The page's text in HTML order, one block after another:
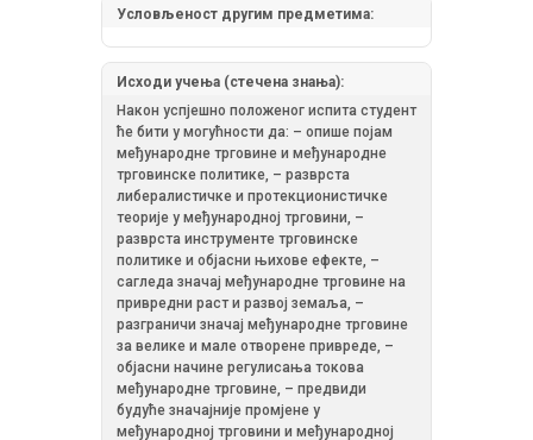
Условљеност другим предметима:
Исходи учења (стечена знања):
Након успјешно положеног испита студент
ће бити у могућности да: – опише појам
међународне трговине и међународне
трговинске политике, – разврста
либералистичке и протекционистичке
теорије у међународној трговини, –
разврста инструменте трговинске
политике и објасни њихове ефекте, –
сагледа значај међународне трговине на
привредни раст и развој земаља, –
разграничи значај међународне трговине
за велике и мале отворене привреде, –
објасни начине регулисања токова
међународне трговине, – предвиди
будуће значајније промјене у
међународној трговини и међународној